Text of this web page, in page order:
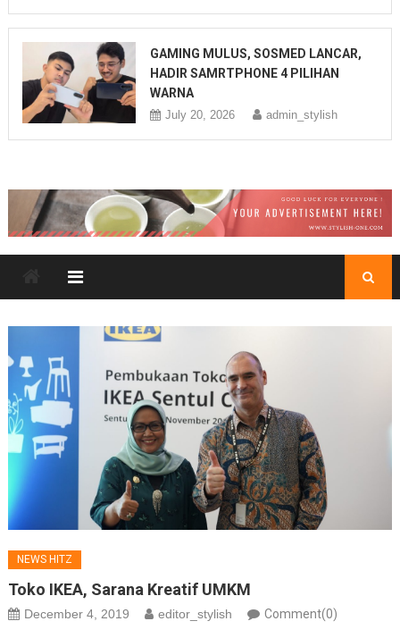
GAMING MULUS, SOSMED LANCAR,
HADIR SAMRTPHONE 4 PILIHAN
WARNA
July 20, 2026 admin_stylish
NEWS HITZ
Toko IKEA, Sarana Kreatif UMKM
December 4, 2019 editor_stylish Comment(0)